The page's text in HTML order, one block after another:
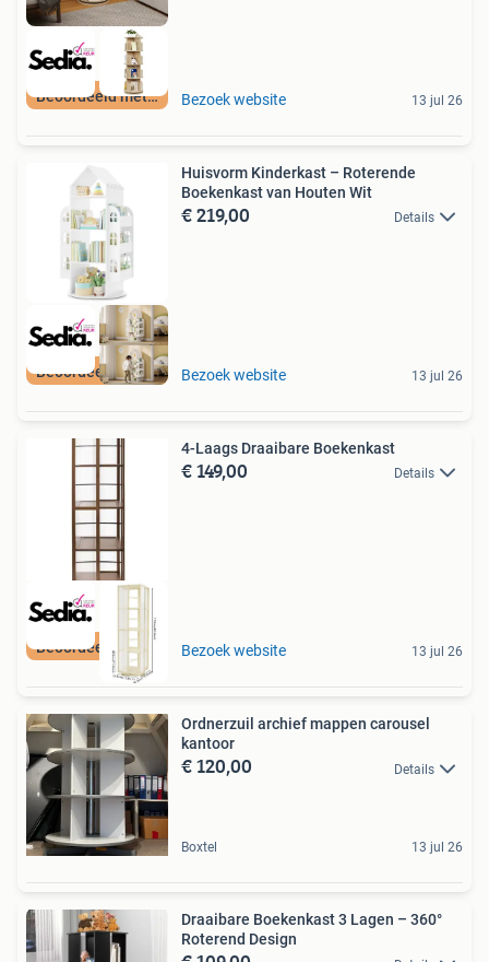
Beoordeeld met 9+ Bezoek website 13 jul 26
Beoordeeld met 9+
Huisvorm Kinderkast – Roterende
Boekenkast van Houten Wit
€ 219,00 Details
Bezoek website 13 jul 26
Beoordeeld met 9+
4-Laags Draaibare Boekenkast
€ 149,00 Details
Bezoek website 13 jul 26
Ordnerzuil archief mappen carousel
kantoor
€ 120,00 Details
Boxtel 13 jul 26
Draaibare Boekenkast 3 Lagen – 360°
Roterend Design